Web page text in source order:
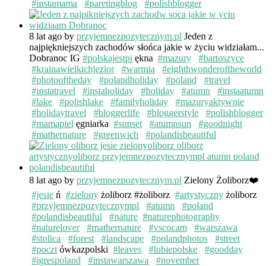
#instamama
#paretingblog #polishblogger
8 lat ago by przyjemnezpozytecznym.pl Jeden z
najpiękniejszych zachodów słońca jakie w życiu widziałam...
Dobranoc IG #polskajestpi ękna #mazury
#bartoszyce
#krainawielkichjezior
#warmia
#eighthwonderoftheworld
#photooftheday
#polandholiday #poland
#travel
#instatravel
#instaholiday #holiday #atumn
#instaatumn
#lake
#polishlake #familyholiday
#mazuryaktywnie
#holidaytravel
#bloggerlife #bloggerstyle
#polishblogger
#mamapiel ęgniarka #sunset #atumnsun
#goodnight
#mathernature
#greenwich #polandisbeautiful
8 lat ago by przyjemnezpozytecznym.pl Zielony Żoliborz❤️
#jesie ń #zielony żoliborz #żoliborz #artystyczny żoliborz
#przyjemnezpozytecznympl
#atumn
#poland
#polandisbeautiful
#nature #naturephotography
#naturelover
#mathernature #vscocam
#warszawa
#stolica
#forest #landscape #polandphotos
#street
#poczt ówkazpolski #leaves #lubiepolske
#goodday
#igrespoland
#instawarszawa #november